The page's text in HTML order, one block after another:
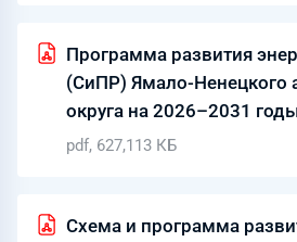
Программа развития
(СиПР) Ямало-Ненецкого
округа на 2026–2031
pdf, 627,113 КБ
Схема и программа